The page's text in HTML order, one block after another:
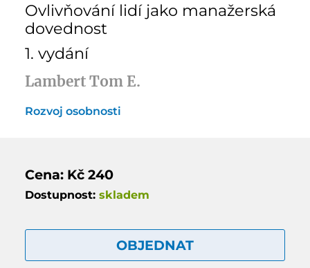
Ovlivňování lidí jako manažerská
dovednost
1. vydání
Lambert Tom E.
Rozvoj osobnosti
Cena: Kč 240
Dostupnost: skladem
OBJEDNAT